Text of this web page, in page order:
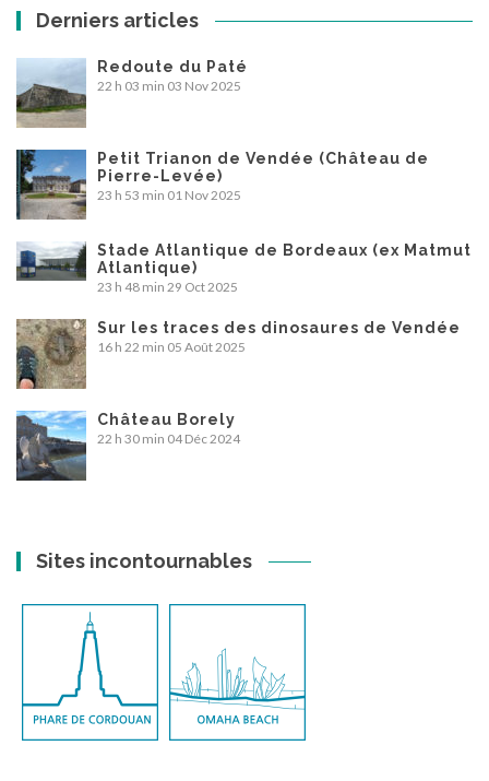
Derniers articles
Redoute du Paté
22 h 03 min 03 Nov 2025
Petit Trianon de Vendée (Château de
Pierre-Levée)
23 h 53 min 01 Nov 2025
Stade Atlantique de Bordeaux (ex Matmut
Atlantique)
23 h 48 min 29 Oct 2025
Sur les traces des dinosaures de Vendée
16 h 22 min 05 Août 2025
Château Borely
22 h 30 min 04 Déc 2024
Sites incontournables